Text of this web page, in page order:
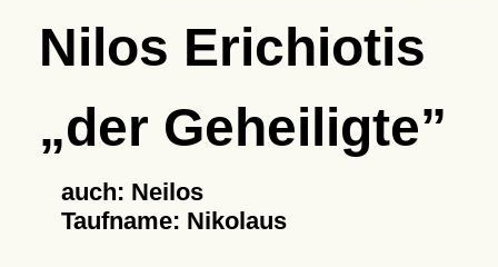
Nilos Erichiotis
der Geheiligte
auch: Neilos
Taufname: Nikolaus